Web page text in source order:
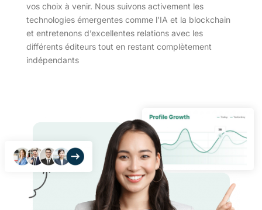
vos choix à venir. Nous suivons activement les
technologies émergentes comme l’IA et la blockchain
et entretenons d’excellentes relations avec les
différents éditeurs tout en restant complètement
indépendants